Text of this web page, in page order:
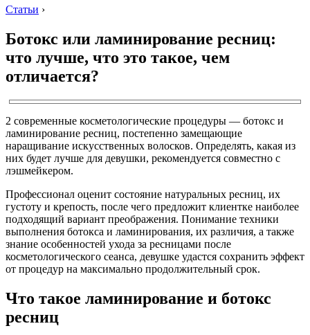
Статьи ›
Ботокс или ламинирование ресниц:
что лучше, что это такое, чем
отличается?
2 современные косметологические процедуры — ботокс и
ламинирование ресниц, постепенно замещающие
наращивание искусственных волосков. Определять, какая из
них будет лучше для девушки, рекомендуется совместно с
лэшмейкером.
Профессионал оценит состояние натуральных ресниц, их
густоту и крепость, после чего предложит клиентке наиболее
подходящий вариант преображения. Понимание техники
выполнения ботокса и ламинирования, их различия, а также
знание особенностей ухода за ресницами после
косметологического сеанса, девушке удастся сохранить эффект
от процедур на максимально продолжительный срок.
Что такое ламинирование и ботокс
ресниц